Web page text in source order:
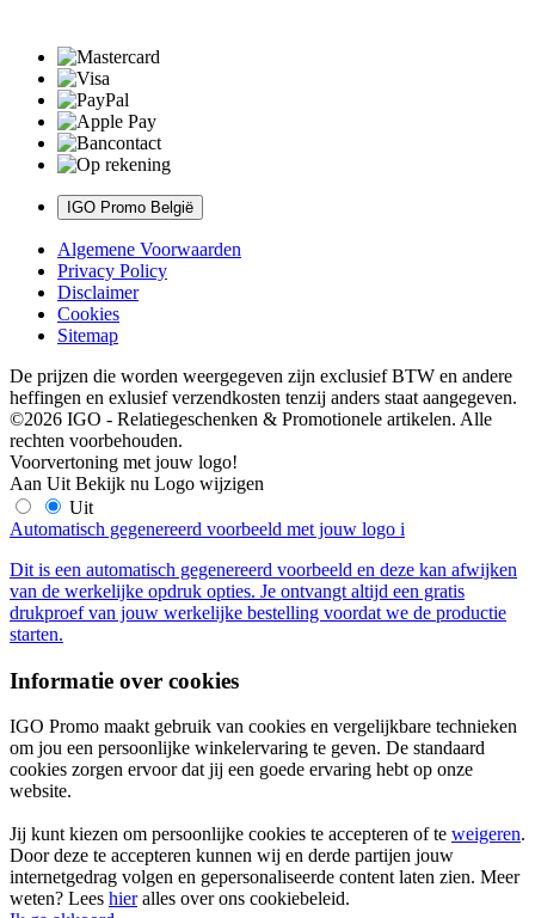
IGO Promo België
Algemene Voorwaarden
Privacy Policy
Disclaimer
Cookies
Sitemap
De prijzen die worden weergegeven zijn exclusief BTW en andere
heffingen en exlusief verzendkosten tenzij anders staat aangegeven.
©2026 IGO - Relatiegeschenken & Promotionele artikelen. Alle
rechten voorbehouden.
Voorvertoning met jouw logo!
Aan Uit Bekijk nu Logo wijzigen
Uit
Automatisch gegenereerd voorbeeld met jouw logo i
Dit is een automatisch gegenereerd voorbeeld en deze kan afwijken
van de werkelijke opdruk opties. Je ontvangt altijd een gratis
drukproef van jouw werkelijke bestelling voordat we de productie
starten.
Informatie over cookies
IGO Promo maakt gebruik van cookies en vergelijkbare technieken
om jou een persoonlijke winkelervaring te geven. De standaard
cookies zorgen ervoor dat jij een goede ervaring hebt op onze
website.
Jij kunt kiezen om persoonlijke cookies te accepteren of te weigeren.
Door deze te accepteren kunnen wij en derde partijen jouw
internetgedrag volgen en gepersonaliseerde content laten zien. Meer
weten? Lees hieralles over ons cookiebeleid.